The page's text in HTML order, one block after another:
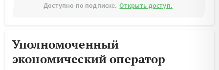
Доступно по подписке. Открыть доступ.
Уполномоченный
экономический оператор